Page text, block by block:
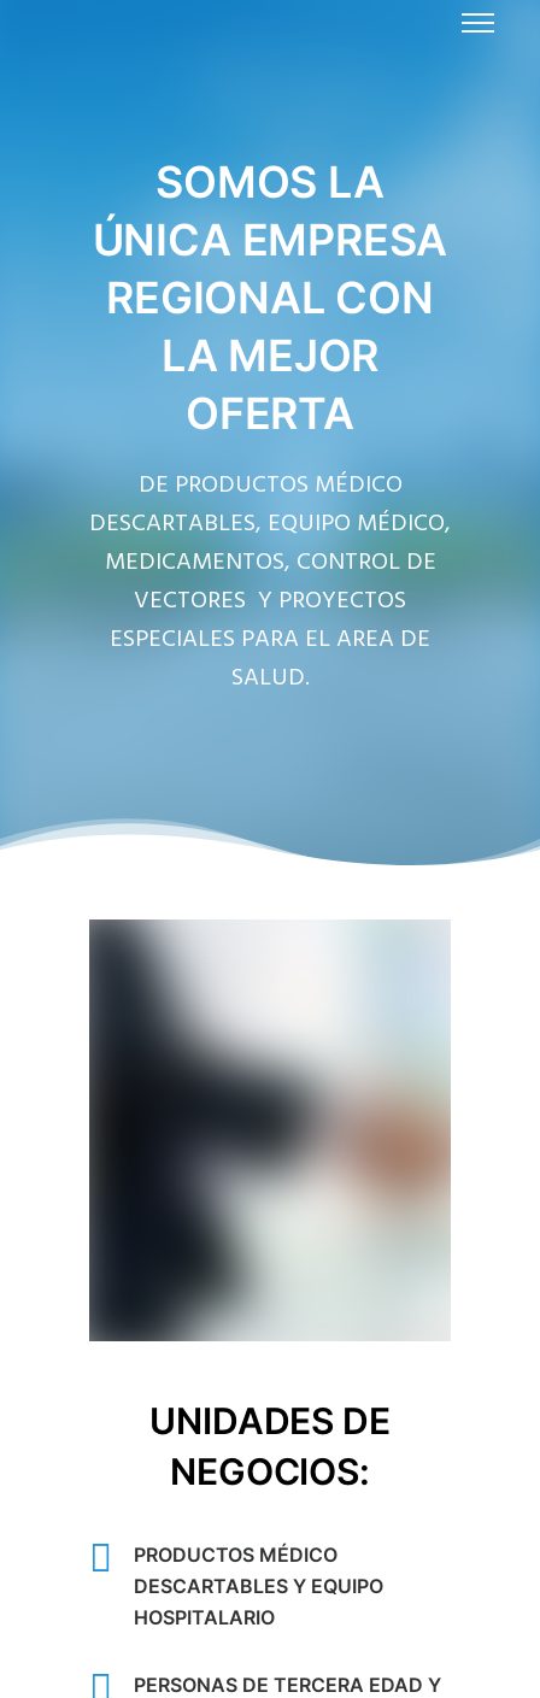
SOMOS LA
ÚNICA EMPRESA
REGIONAL CON
LA MEJOR
OFERTA
DE PRODUCTOS MÉDICO
DESCARTABLES, EQUIPO MÉDICO,
MEDICAMENTOS, CONTROL DE
VECTORES Y PROYECTOS
ESPECIALES PARA EL AREA DE
SALUD.
UNIDADES DE
NEGOCIOS:
PRODUCTOS MÉDICO
DESCARTABLES Y EQUIPO
HOSPITALARIO
PERSONAS DE TERCERA EDAD Y